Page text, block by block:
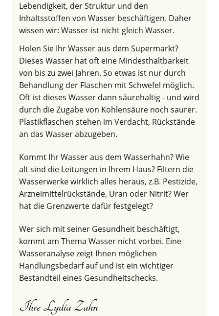
Lebendigkeit, der Struktur und den
Inhaltsstoffen von Wasser beschäftigen. Daher
wissen wir: Wasser ist nicht gleich Wasser.
Holen Sie Ihr Wasser aus dem Supermarkt?
Dieses Wasser hat oft eine Mindesthaltbarkeit
von bis zu zwei Jahren. So etwas ist nur durch
Behandlung der Flaschen mit Schwefel möglich.
Oft ist dieses Wasser dann säurehaltig - und wird
durch die Zugabe von Kohlensäure noch saurer.
Plastikflaschen stehen im Verdacht, Rückstände
an das Wasser abzugeben.
Kommt Ihr Wasser aus dem Wasserhahn? Wie
alt sind die Leitungen in Ihrem Haus? Filtern die
Wasserwerke wirklich alles heraus, z.B. Pestizide,
Arzneimittelrückstände, Uran oder Nitrit? Wer
hat die Grenzwerte dafür festgelegt?
Wer sich mit seiner Gesundheit beschäftigt,
kommt am Thema Wasser nicht vorbei. Eine
Wasseranalyse zeigt Ihnen möglichen
Handlungsbedarf auf und ist ein wichtiger
Bestandteil eines Gesundheitschecks.
Ihre Lydia Zahn